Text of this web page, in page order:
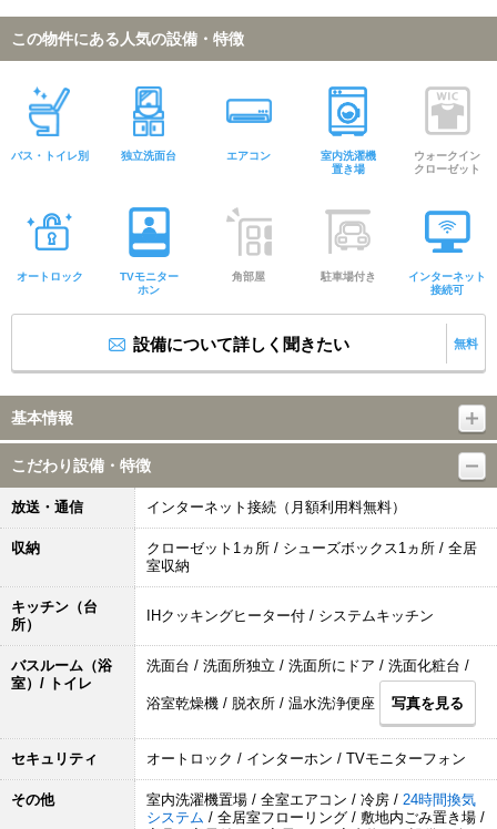
この物件にある人気の設備・特徴
バス・トイレ別 独立洗面台 エアコン
室内洗濯機
置き場
ウォークイン
クローゼット
オートロック
TVモニター
ホン
角部屋 駐車場付き
インターネット
接続可
設備について詳しく聞きたい 無料
基本情報
こだわり設備・特徴
放送・通信 インターネット接続（月額利用料無料）
収納
クローゼット1ヵ所 / シューズボックス1ヵ所 / 全居
室収納
キッチン（台
所）
IHクッキングヒーター付 / システムキッチン
バスルーム（浴
室）/ トイレ
洗面台 / 洗面所独立 / 洗面所にドア / 洗面化粧台 /
浴室乾燥機 / 脱衣所 / 温水洗浄便座 写真を見る
セキュリティ オートロック / インターホン / TVモニターフォン
その他 室内洗濯機置場 / 全室エアコン / 冷房 / 24時間換気
システム / 全居室フローリング / 敷地内ごみ置き場 /